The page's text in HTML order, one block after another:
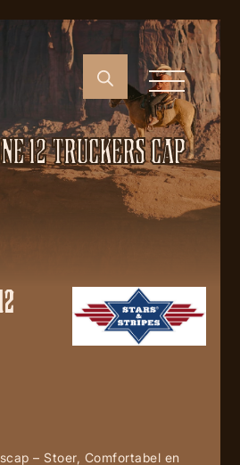
12 TRUCKERS CAP
– Stoer, Comfortabel en